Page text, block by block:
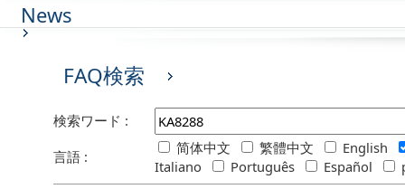
News
FAQ検索
検索ワード :
言語 :
简体中文 繁體中文
English
Italiano
Português Español